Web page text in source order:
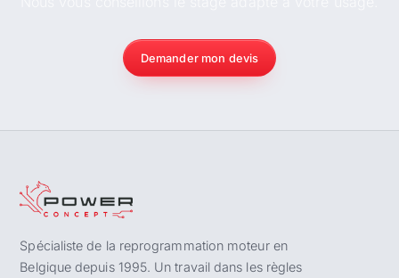
Demander mon devis
Spécialiste de la reprogrammation moteur en
Belgique depuis 1995. Un travail dans les règles